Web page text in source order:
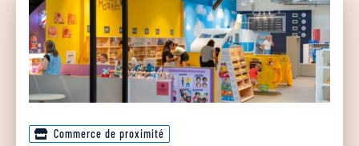
Commerce de proximité